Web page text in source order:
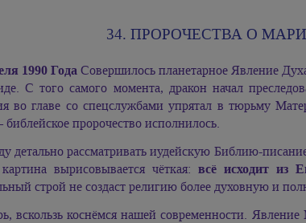
34. ПРОРОЧЕСТВА О
1990 ГодаСовершилось планетарное Явление
С того самого момента, дракон начал
во главе со спецслужбами упрятал в тюрьму
пророчество исполнилось.
детально рассматривать иудейскую Библию-
вырисовывается чёткая: всё исходит из
строй не создаст религию более духовную и
вскользь коснёмся нашей современности.